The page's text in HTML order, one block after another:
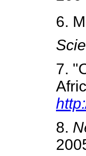
6.
7.
8.